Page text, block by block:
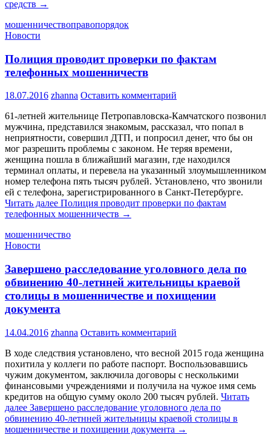
средств →
мошенничествоправопорядок
Новости
Полиция проводит проверки по фактам
телефонных мошенничеств
18.07.2016 zhanna Оставить комментарий
61-летней жительнице Петропавловска-Камчатского позвонил
мужчина, представился знакомым, рассказал, что попал в
неприятности, совершил ДТП, и попросил денег, что бы он
мог разрешить проблемы с законом. Не теряя времени,
женщина пошла в ближайший магазин, где находился
терминал оплаты, и перевела на указанный злоумышленником
номер телефона пять тысяч рублей. Установлено, что звонили
ей с телефона, зарегистрированного в Санкт-Петербурге.
Читать далее Полиция проводит проверки по фактам
телефонных мошенничеств →
мошенничество
Новости
Завершено расследование уголовного дела по
обвинению 40-летнней жительницы краевой
столицы в мошенничестве и похищении
документа
14.04.2016 zhanna Оставить комментарий
В ходе следствия установлено, что весной 2015 года женщина
похитила у коллеги по работе паспорт. Воспользовавшись
чужим документом, заключила договоры с несколькими
финансовыми учреждениями и получила на чужое имя семь
кредитов на общую сумму около 200 тысяч рублей. Читать
далее Завершено расследование уголовного дела по
обвинению 40-летнней жительницы краевой столицы в
мошенничестве и похищении документа →